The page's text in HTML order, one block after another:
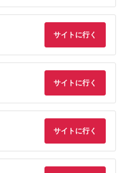
サイトに行く
サイトに行く
サイトに行く